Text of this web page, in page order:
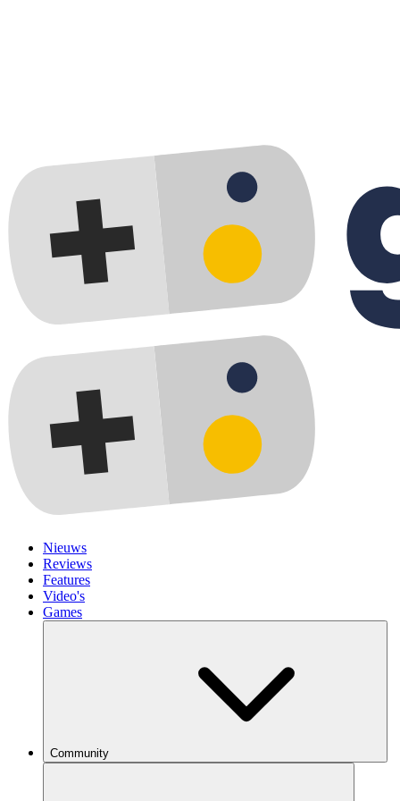
Nieuws
Reviews
Features
Video's
Games
Community